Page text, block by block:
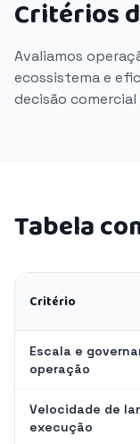
Critérios
Avaliamos
ecossistema e
decisão
Tabela
Critério
Escala e
operação
Velocidade de
execução